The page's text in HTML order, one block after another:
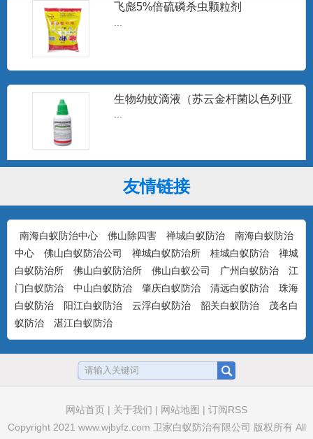
飞彪5%倍硫磷杀虫颗粒剂
生物幼蚊滴液（苏云金杆菌以色列亚
大功达0.6%高效氯氰菊酯杀虫粉剂
...
卫将0.5%茚虫威杀蟑饵剂（颗粒剂）
...
卫诚0.5%呋虫胺杀蟑胶饵
友情链接
南海白蚁防治中心 佛山除四害 禅城白蚁防治
南海白蚁防治
中心
佛山白蚁防治公司 禅城白蚁防治所 桂城白蚁防治
禅城
白蚁防治所
佛山白蚁防治所 佛山白蚁公司 广州白蚁防治
江
门白蚁防治
中山白蚁防治 肇庆白蚁防治 清远白蚁防治
珠海
白蚁防治
阳江白蚁防治 云浮白蚁防治 韶关白蚁防治
茂名白
蚁防治
湛江白蚁防治
网站首页 | 关于我们 | 网站地图 | 订阅RSS
Copyright 2021 www.wjbyfz.com 卫家白蚁防治有限公司 版权所有 All